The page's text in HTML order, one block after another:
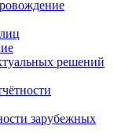
решений
зарубежных